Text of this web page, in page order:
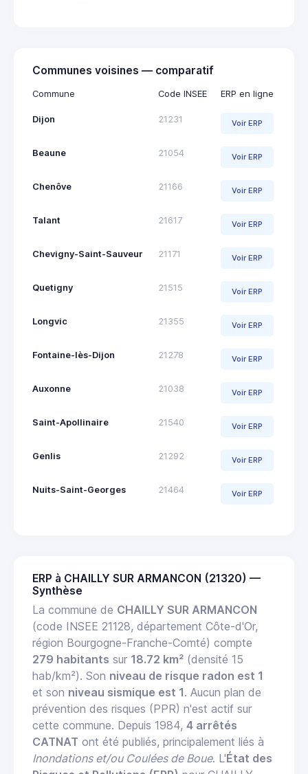
Communes voisines — comparatif
Commune Code INSEE ERP en ligne
Dijon 21231 Voir ERP
Beaune 21054 Voir ERP
Chenôve 21166 Voir ERP
Talant 21617 Voir ERP
Chevigny-Saint-Sauveur 21171 Voir ERP
Quetigny 21515 Voir ERP
Longvic 21355 Voir ERP
Fontaine-lès-Dijon 21278 Voir ERP
Auxonne 21038 Voir ERP
Saint-Apollinaire 21540 Voir ERP
Genlis 21292 Voir ERP
Nuits-Saint-Georges 21464 Voir ERP
ERP à CHAILLY SUR ARMANCON (21320) —
Synthèse
La commune de CHAILLY SUR ARMANCON
(code INSEE 21128, département Côte-d'Or,
région Bourgogne-Franche-Comté) compte
279 habitants sur 18.72 km² (densité 15
hab/km²). Son niveau de risque radon est 1
et son niveau sismique est 1. Aucun plan de
prévention des risques (PPR) n'est actif sur
cette commune. Depuis 1984, 4 arrêtés
CATNAT ont été publiés, principalement liés à
Inondations et/ou Coulées de Boue. L'État des